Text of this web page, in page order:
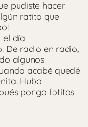
pudiste hacer
ratito que
el día
De radio en radio,
algunos
acabé quedé
Hubo
pongo fotitos